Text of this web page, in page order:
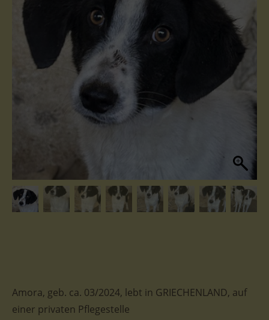
Amora, geb. ca. 03/2024, lebt in GRIECHENLAND, auf
einer privaten Pflegestelle